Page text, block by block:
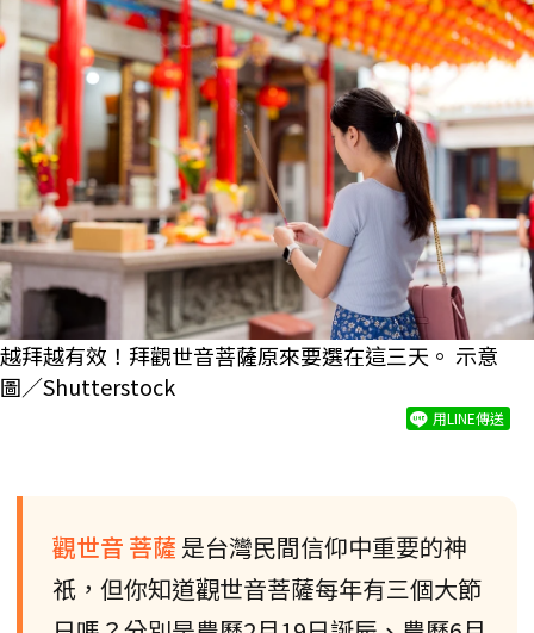
越拜越有效！拜觀世音菩薩原來要選在這三天。 示意
圖／Shutterstock
用LINE傳送
觀世音 菩薩 是台灣民間信仰中重要的神
祇，但你知道觀世音菩薩每年有三個大節